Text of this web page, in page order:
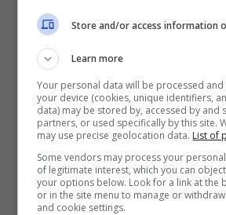
50% sul deposito fino a
VERIFICA
Store and/or access information
Learn more
Your personal data will be processed
your device (cookies, unique identifiers,
data) may be stored by, accessed by and
partners, or used specifically by this site.
may use precise geolocation data. List of
Some vendors may process your
of legitimate interest, which you can
your options below. Look for a link at the
or in the site menu to manage or
and cookie settings.